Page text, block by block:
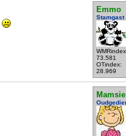
Emmo
Stamgast
73.581
OTindex:
28.969
Mamsie